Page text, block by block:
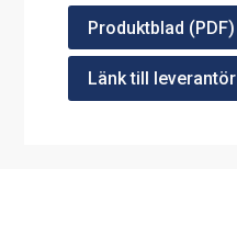
Produktblad (PDF)
Länk till leverantör